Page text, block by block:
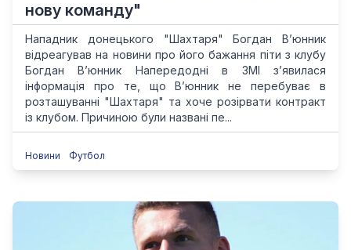
нову команду"
Нападник донецького "Шахтаря" Богдан В’юнник
відреагував на новини про його бажання піти з клубу
Богдан В’юнник Напередодні в ЗМІ з’явилася
інформація про те, що В’юнник не перебуває в
розташуванні "Шахтаря" та хоче розірвати контракт
із клубом. Причиною були названі пе...
Новини Футбол